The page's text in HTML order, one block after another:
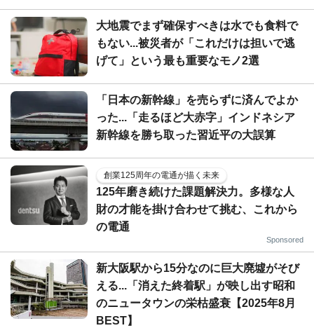
大地震でまず確保すべきは水でも食料で
もない...被災者が「これだけは担いで逃
げて」という最も重要なモノ2選
「日本の新幹線」を売らずに済んでよか
った...「走るほど大赤字」インドネシア
新幹線を勝ち取った習近平の大誤算
創業125周年の電通が描く未来
125年磨き続けた課題解決力。多様な人
財の才能を掛け合わせて挑む、これから
の電通
Sponsored
新大阪駅から15分なのに巨大廃墟がそび
える...「消えた終着駅」が映し出す昭和
のニュータウンの栄枯盛衰【2025年8月
BEST】